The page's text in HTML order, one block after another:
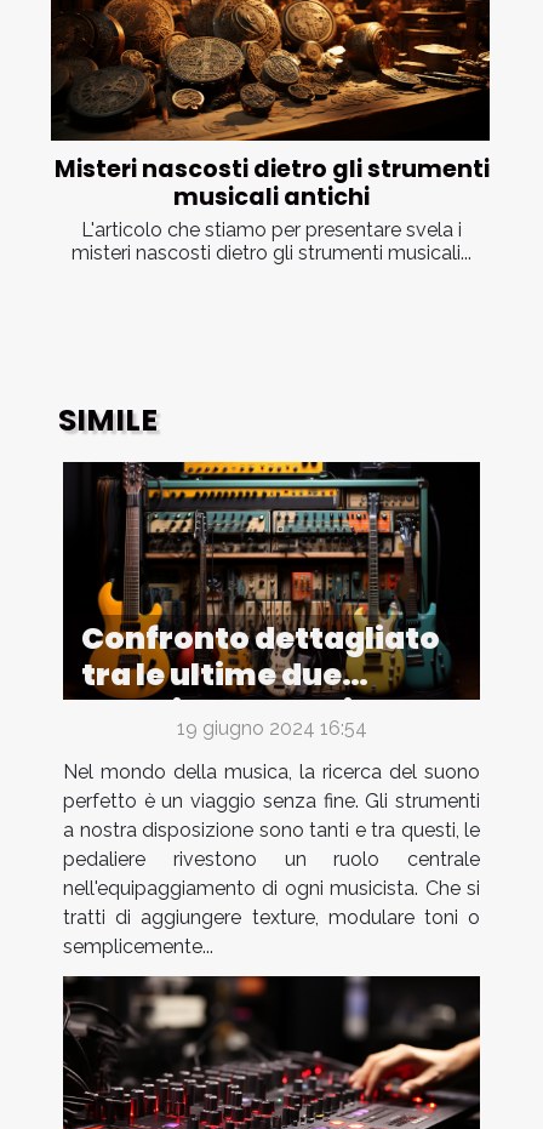
Misteri nascosti dietro gli strumenti
musicali antichi
L'articolo che stiamo per presentare svela i
misteri nascosti dietro gli strumenti musicali...
SIMILE
Confronto dettagliato
tra le ultime due
pedaliere: scopri quale
si adatta meglio alle tue
esigenze di musicista
19 giugno 2024 16:54
Nel mondo della musica, la ricerca del suono
perfetto è un viaggio senza fine. Gli strumenti
a nostra disposizione sono tanti e tra questi, le
pedaliere rivestono un ruolo centrale
nell'equipaggiamento di ogni musicista. Che si
tratti di aggiungere texture, modulare toni o
semplicemente...